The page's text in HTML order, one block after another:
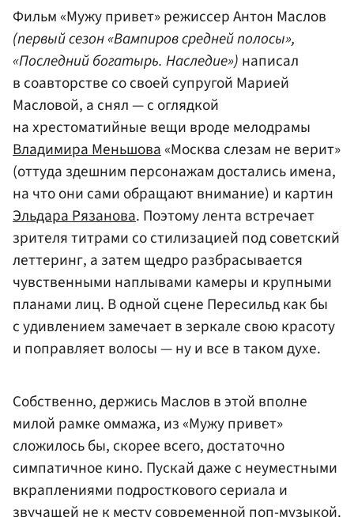
Фильм «Мужу привет» режиссер Антон Маслов
(первый сезон «Вампиров средней полосы»,
«Последний богатырь. Наследие») написал
в соавторстве со своей супругой Марией
Масловой, а снял — с оглядкой
на хрестоматийные вещи вроде мелодрамы
Владимира Меньшова«Москва слезам не верит»
(оттуда здешним персонажам достались имена,
на что они сами обращают внимание) и картин
Эльдара Рязанова. Поэтому лента встречает
зрителя титрами со стилизацией под советский
леттеринг, а затем щедро разбрасывается
чувственными наплывами камеры и крупными
планами лиц. В одной сцене Пересильд как бы
с удивлением замечает в зеркале свою красоту
и поправляет волосы — ну и все в таком духе.
Собственно, держись Маслов в этой вполне
милой рамке оммажа, из «Мужу привет»
сложилось бы, скорее всего, достаточно
симпатичное кино. Пускай даже с неуместными
вкраплениями подросткового сериала и
звучащей не к месту современной поп-музыкой.